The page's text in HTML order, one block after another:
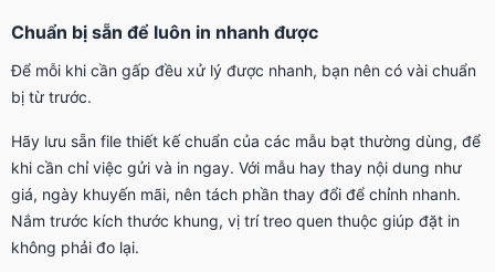
Chuẩn bị sẵn để luôn in nhanh được
Để mỗi khi cần gấp đều xử lý được nhanh, bạn nên có vài chuẩn
bị từ trước.
Hãy lưu sẵn file thiết kế chuẩn của các mẫu bạt thường dùng, để
khi cần chỉ việc gửi và in ngay. Với mẫu hay thay nội dung như
giá, ngày khuyến mãi, nên tách phần thay đổi để chỉnh nhanh.
Nắm trước kích thước khung, vị trí treo quen thuộc giúp đặt in
không phải đo lại.